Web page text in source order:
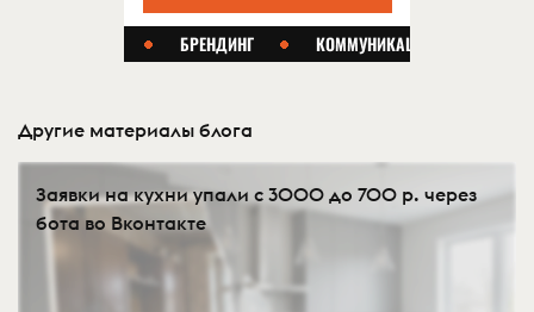
Другие материалы блога
Заявки на кухни упали с 3000 до 700 р. через
бота во Вконтакте